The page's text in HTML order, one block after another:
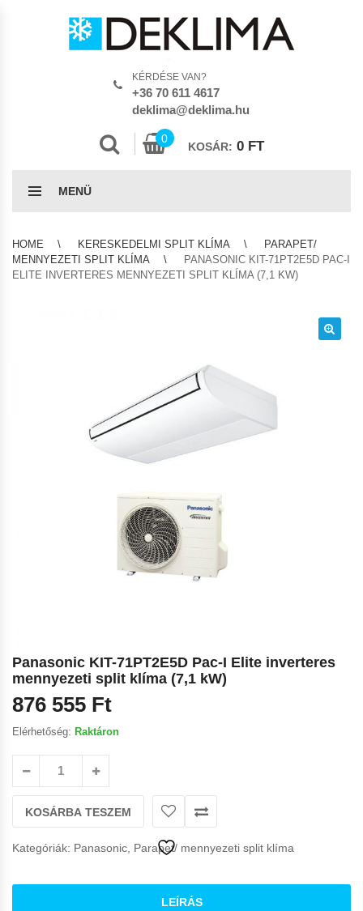
KÉRDÉSE VAN?
+36 70 611 4617
deklima@deklima.hu
0
KOSÁR: 0 FT
MENÜ
HOME KERESKEDELMI SPLIT KLÍMA
PARAPET/
MENNYEZETI SPLIT KLÍMA
PANASONIC KIT-71PT2E5D PAC-I
ELITE INVERTERES MENNYEZETI SPLIT KLÍMA (7,1 KW)
Panasonic KIT-71PT2E5D Pac-I Elite inverteres
mennyezeti split klíma (7,1 kW)
876 555 Ft
Elérhetőség: Raktáron
KOSÁRBA TESZEM
Kategóriák: Panasonic Parapet/ mennyezeti split klíma
LEÍRÁS